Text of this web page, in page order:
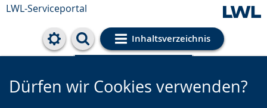
LWL-Serviceportal
Inhaltsverzeichnis
Cookie-Einstellungen
Dürfen wir Cookies verwenden?